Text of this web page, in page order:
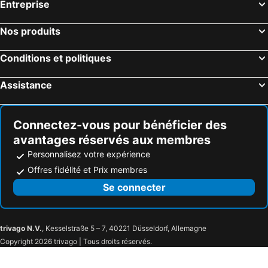
Hévíz, Transdanubie de l'Ouest Hôtels
Balatonfüred, Transdanubie Centrale Hôtels
Balástya, Grande Plaine du sud Hôtels
Entreprise
Nos produits
Conditions et politiques
Assistance
Connectez-vous pour bénéficier des
avantages réservés aux membres
Personnalisez votre expérience
Offres fidélité et Prix membres
Se connecter
trivago N.V., Kesselstraße 5 – 7, 40221 Düsseldorf, Allemagne
Copyright 2026 trivago | Tous droits réservés.